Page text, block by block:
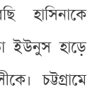
হাসিনাকে
ইউনুস হাড়ে
চট্টগ্রামে